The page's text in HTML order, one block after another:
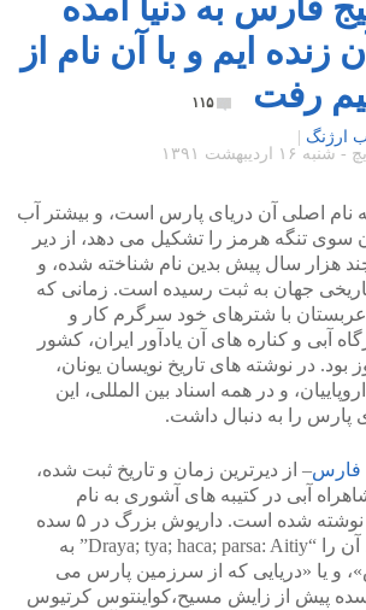
زنده ایم و با آن نام از
رفت
۱۱۵
ارژنگ
نام اصلی آن دریای پارس است، و بیشتر آب
سوی تنگه هرمز را تشکیل می دهد، از دیر
هزار سال پیش بدین نام شناخته شده، و
جهان به ثبت رسیده است. زمانی که
عربستان با شترهای خود سرگرم کار و
آبی و کناره های آن یادآور ایران، کشور
در نوشته های تاریخ نویسان یونان،
و در همه اسناد بین المللی، این
پارس را به دنبال داشت.
فارس– از دیرترین زمان و تاریخ ثبت شده،
آبی در کتیبه های آشوری به نام
نارمَرتو (narmarratu) نوشته شده است. داریوش بزرگ در ۵ سده
پیش از زایش مسیح، آن را “Draya; tya; haca; parsa: Aitiy” به
و یا «دریایی که از سرزمین پارس می
سده پیش از زایش مسیح،کواینتوس کرتیوس